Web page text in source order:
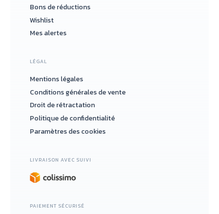
Bons de réductions
Wishlist
Mes alertes
LÉGAL
Mentions légales
Conditions générales de vente
Droit de rétractation
Politique de confidentialité
Paramètres des cookies
LIVRAISON AVEC SUIVI
PAIEMENT SÉCURISÉ